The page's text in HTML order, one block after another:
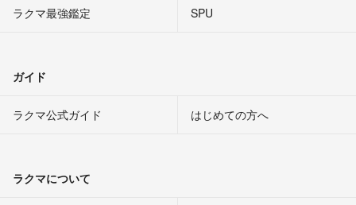
ラクマ最強鑑定
SPU
ガイド
ラクマ公式ガイド はじめての方へ
ラクマについて